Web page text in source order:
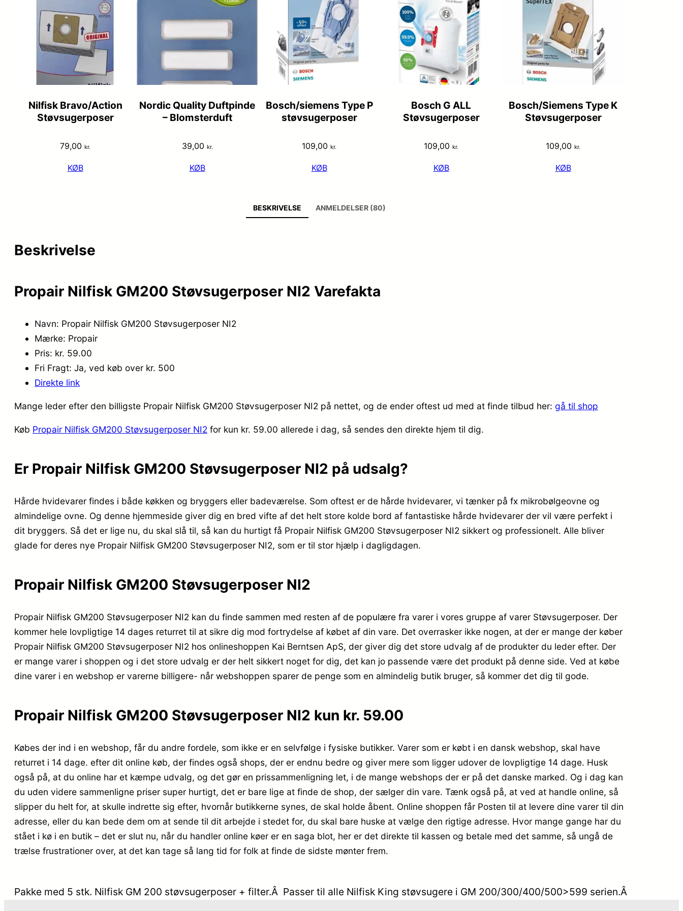
Nilfisk Bravo/Action
Støvsugerposer
79,00 kr.
KØB
Nordic Quality Duftpinde
– Blomsterduft
39,00 kr.
KØB
Bosch/siemens Type P
støvsugerposer
109,00 kr.
KØB
Bosch G ALL
Støvsugerposer
109,00 kr.
KØB
Bosch/Siemens Type K
Støvsugerposer
109,00 kr.
KØB
BESKRIVELSE ANMELDELSER (80)
Beskrivelse
Propair Nilfisk GM200 Støvsugerposer NI2 Varefakta
Navn: Propair Nilfisk GM200 Støvsugerposer NI2
Mærke: Propair
Pris: kr. 59.00
Fri Fragt: Ja, ved køb over kr. 500
Direkte link
Mange leder efter den billigste Propair Nilfisk GM200 Støvsugerposer NI2 på nettet, og de ender oftest ud med at finde tilbud her: gå til shop
Køb Propair Nilfisk GM200 Støvsugerposer NI2 for kun kr. 59.00 allerede i dag, så sendes den direkte hjem til dig.
Er Propair Nilfisk GM200 Støvsugerposer NI2 på udsalg?
Hårde hvidevarer findes i både køkken og bryggers eller badeværelse. Som oftest er de hårde hvidevarer, vi tænker på fx mikrobølgeovne og
almindelige ovne. Og denne hjemmeside giver dig en bred vifte af det helt store kolde bord af fantastiske hårde hvidevarer der vil være perfekt i
dit bryggers. Så det er lige nu, du skal slå til, så kan du hurtigt få Propair Nilfisk GM200 Støvsugerposer NI2 sikkert og professionelt. Alle bliver
glade for deres nye Propair Nilfisk GM200 Støvsugerposer NI2, som er til stor hjælp i dagligdagen.
Propair Nilfisk GM200 Støvsugerposer NI2
Propair Nilfisk GM200 Støvsugerposer NI2 kan du finde sammen med resten af de populære fra varer i vores gruppe af varer Støvsugerposer. Der
kommer hele lovpligtige 14 dages returret til at sikre dig mod fortrydelse af købet af din vare. Det overrasker ikke nogen, at der er mange der køber
Propair Nilfisk GM200 Støvsugerposer NI2 hos onlineshoppen Kai Berntsen ApS, der giver dig det store udvalg af de produkter du leder efter. Der
er mange varer i shoppen og i det store udvalg er der helt sikkert noget for dig, det kan jo passende være det produkt på denne side. Ved at købe
dine varer i en webshop er varerne billigere- når webshoppen sparer de penge som en almindelig butik bruger, så kommer det dig til gode.
Propair Nilfisk GM200 Støvsugerposer NI2 kun kr. 59.00
Købes der ind i en webshop, får du andre fordele, som ikke er en selvfølge i fysiske butikker. Varer som er købt i en dansk webshop, skal have
returret i 14 dage. efter dit online køb, der findes også shops, der er endnu bedre og giver mere som ligger udover de lovpligtige 14 dage. Husk
også på, at du online har et kæmpe udvalg, og det gør en prissammenligning let, i de mange webshops der er på det danske marked. Og i dag kan
du uden videre sammenligne priser super hurtigt, det er bare lige at finde de shop, der sælger din vare. Tænk også på, at ved at handle online, så
slipper du helt for, at skulle indrette sig efter, hvornår butikkerne synes, de skal holde åbent. Online shoppen får Posten til at levere dine varer til din
adresse, eller du kan bede dem om at sende til dit arbejde i stedet for, du skal bare huske at vælge den rigtige adresse. Hvor mange gange har du
stået i kø i en butik – det er slut nu, når du handler online køer er en saga blot, her er det direkte til kassen og betale med det samme, så ungå de
trælse frustrationer over, at det kan tage så lang tid for folk at finde de sidste mønter frem.
Pakke med 5 stk. Nilfisk GM 200 støvsugerposer + filter.Â Passer til alle Nilfisk King støvsugere i GM 200/300/400/500>599 serien.Â